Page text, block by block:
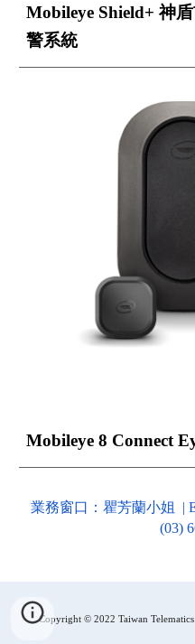
Mobileye Shield+ 神
警系統
Mobileye 8 Connect
業務窗口： 瞿芳蘭小姐  |
(03)
Copyright © 2022 Taiwan